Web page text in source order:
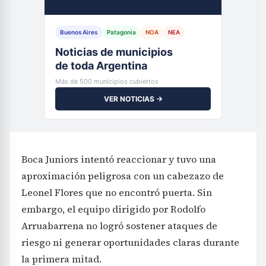
Buenos Aires Patagonia NOA NEA
Noticias de municipios
de toda Argentina
Más de 500 municipios cubiertos
VER NOTICIAS →
Boca Juniors intentó reaccionar y tuvo una
aproximación peligrosa con un cabezazo de
Leonel Flores que no encontró puerta. Sin
embargo, el equipo dirigido por Rodolfo
Arruabarrena no logró sostener ataques de
riesgo ni generar oportunidades claras durante
la primera mitad.